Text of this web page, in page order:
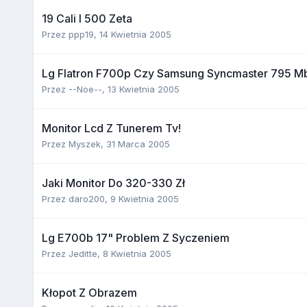
19 Cali I 500 Zeta
Przez ppp19, 14 Kwietnia 2005
Lg Flatron F700p Czy Samsung Syncmaster 795
Przez --Noe--, 13 Kwietnia 2005
Monitor Lcd Z Tunerem Tv!
Przez Myszek, 31 Marca 2005
Jaki Monitor Do 320-330 Zł
Przez daro200, 9 Kwietnia 2005
Lg E700b 17" Problem Z Syczeniem
Przez Jeditte, 8 Kwietnia 2005
Kłopot Z Obrazem